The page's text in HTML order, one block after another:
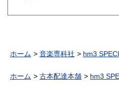
ホーム 音楽専科社 hm3
ホーム 古本配達本舗 hm3